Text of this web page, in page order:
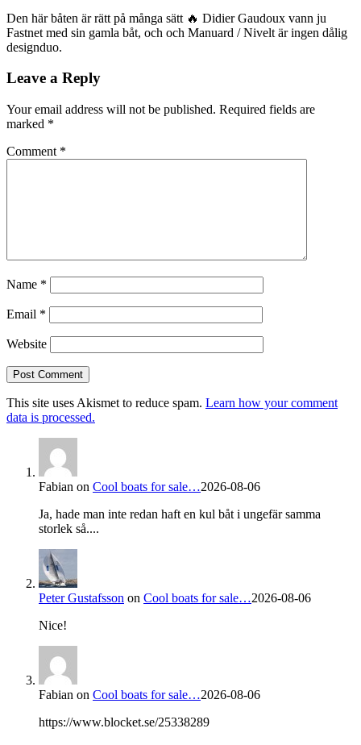
Den här båten är rätt på många sätt 🔥 Didier Gaudoux vann ju
Fastnet med sin gamla båt, och och Manuard / Nivelt är ingen dålig
designduo.
Leave a Reply
Your email address will not be published. Required fields are
marked *
Comment *
Name *
Email *
Website
This site uses Akismet to reduce spam. Learn how your comment
data is processed.
Fabian on Cool boats for sale…2026-08-06
Ja, hade man inte redan haft en kul båt i ungefär samma
storlek så....
Peter Gustafsson on Cool boats for sale…2026-08-06
Nice!
Fabian on Cool boats for sale…2026-08-06
https://www.blocket.se/25338289